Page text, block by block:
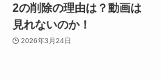
2の削除の理由は？動画は
見れないのか！
2026年3月24日